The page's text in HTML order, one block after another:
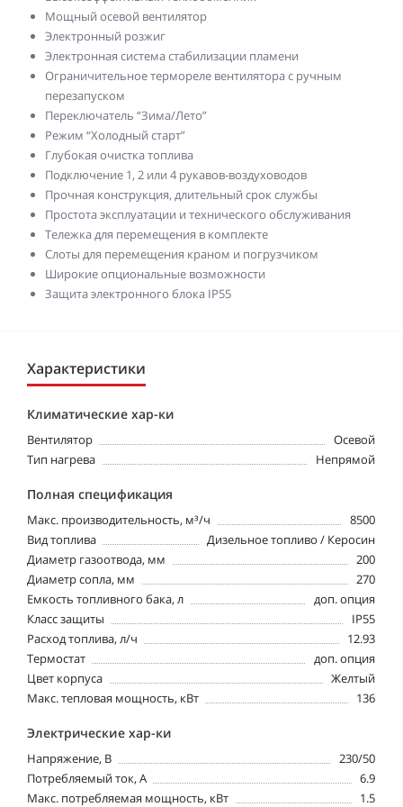
Мощный осевой вентилятор
Электронный розжиг
Электронная система стабилизации пламени
Ограничительное термореле вентилятора с ручным
перезапуском
Переключатель “Зима/Лето”
Режим “Холодный старт”
Глубокая очистка топлива
Подключение 1, 2 или 4 рукавов-воздуховодов
Прочная конструкция, длительный срок службы
Простота эксплуатации и технического обслуживания
Тележка для перемещения в комплекте
Слоты для перемещения краном и погрузчиком
Широкие опциональные возможности
Защита электронного блока IP55
Характеристики
Климатические хар-ки
Вентилятор
Осевой
Тип нагрева
Непрямой
Полная спецификация
Макс. производительность, м³/ч
8500
Вид топлива
Дизельное топливо / Керосин
Диаметр газоотвода, мм
200
Диаметр сопла, мм
270
Емкость топливного бака, л
доп. опция
Класс защиты
IP55
Расход топлива, л/ч
12.93
Термостат
доп. опция
Цвет корпуса
Желтый
Макс. тепловая мощность, кВт
136
Электрические хар-ки
Напряжение, В
230/50
Потребляемый ток, А
6.9
Макс. потребляемая мощность, кВт
1.5